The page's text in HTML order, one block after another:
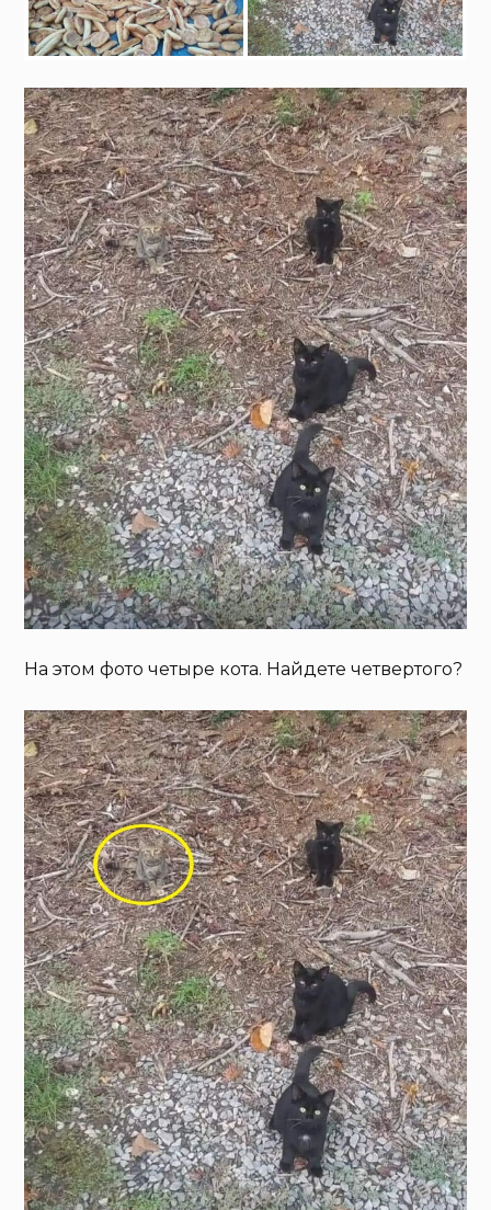
На этом фото четыре кота. Найдете четвертого?